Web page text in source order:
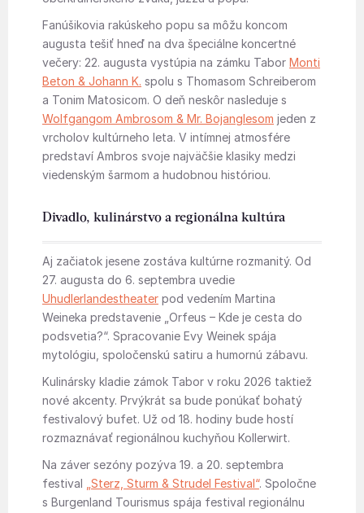
Fanúšikovia rakúskeho popu sa môžu koncom
augusta tešiť hneď na dva špeciálne koncertné
večery: 22. augusta vystúpia na zámku Tabor Monti
Beton & Johann K. spolu s Thomasom Schreiberom
a Tonim Matosicom. O deň neskôr nasleduje s
Wolfgangom Ambrosom & Mr. Bojanglesom jeden z
vrcholov kultúrneho leta. V intímnej atmosfére
predstaví Ambros svoje najväčšie klasiky medzi
viedenským šarmom a hudobnou históriou.
Divadlo, kulinárstvo a regionálna kultúra
Aj začiatok jesene zostáva kultúrne rozmanitý. Od
27. augusta do 6. septembra uvedie
Uhudlerlandestheater pod vedením Martina
Weineka predstavenie „Orfeus – Kde je cesta do
podsvetia?“. Spracovanie Evy Weinek spája
mytológiu, spoločenskú satiru a humornú zábavu.
Kulinársky kladie zámok Tabor v roku 2026 taktiež
nové akcenty. Prvýkrát sa bude ponúkať bohatý
festivalový bufet. Už od 18. hodiny bude hostí
rozmaznávať regionálnou kuchyňou Kollerwirt.
Na záver sezóny pozýva 19. a 20. septembra
festival
„Sterz, Sturm & Strudel Festival“. Spoločne
s Burgenland Tourismus spája festival regionálnu